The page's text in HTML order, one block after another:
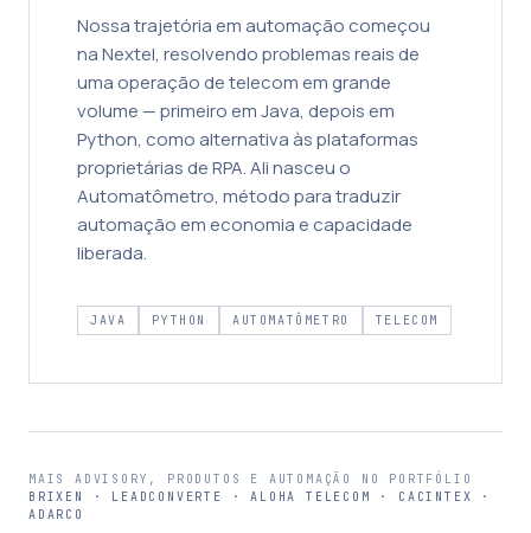
Nossa trajetória em automação começou
na Nextel, resolvendo problemas reais de
uma operação de telecom em grande
volume — primeiro em Java, depois em
Python, como alternativa às plataformas
proprietárias de RPA. Ali nasceu o
Automatômetro, método para traduzir
automação em economia e capacidade
liberada.
JAVA PYTHON AUTOMATÔMETRO TELECOM
MAIS ADVISORY, PRODUTOS E AUTOMAÇÃO NO PORTFÓLIO
BRIXEN · LEADCONVERTE · ALOHA TELECOM · CACINTEX ·
ADARCO